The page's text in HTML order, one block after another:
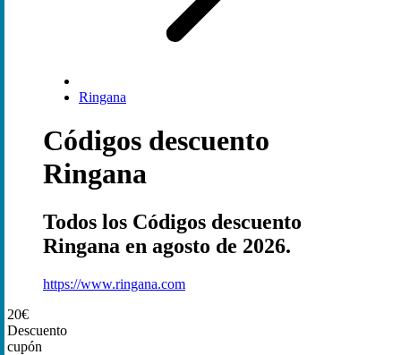
Ringana
Códigos descuento
Ringana
Todos los Códigos descuento
Ringana en agosto de 2026.
https://www.ringana.com
20€
Descuento
cupón